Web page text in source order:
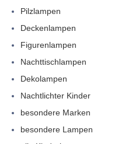
Pilzlampen
Deckenlampen
Figurenlampen
Nachttischlampen
Dekolampen
Nachtlichter Kinder
besondere Marken
besondere Lampen